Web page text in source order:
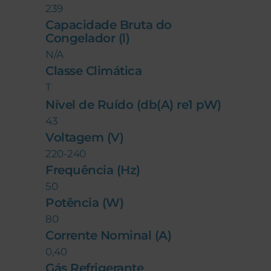
239
Capacidade Bruta do
Congelador (l)
N/A
Classe Climática
T
Nível de Ruído (db(A) re1 pW)
43
Voltagem (V)
220-240
Frequência (Hz)
50
Potência (W)
80
Corrente Nominal (A)
0,40
Gás Refrigerante